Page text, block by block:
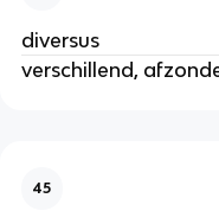
diversus
verschillend,
45